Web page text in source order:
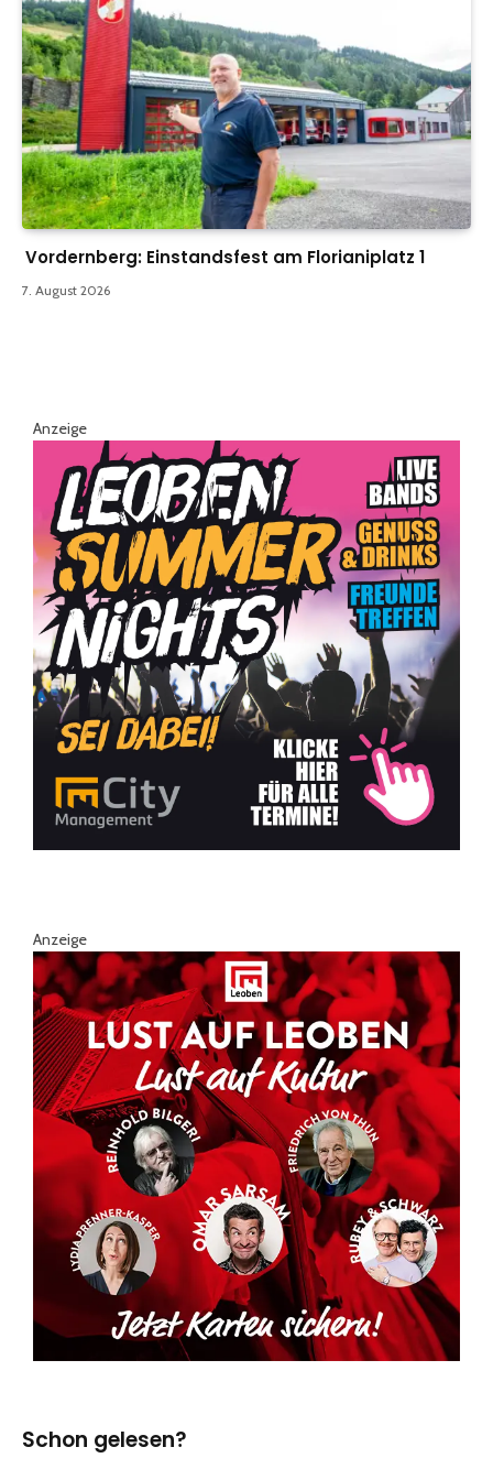
Vordernberg: Einstandsfest am Florianiplatz 1
7. August 2026
Anzeige
Anzeige
Schon gelesen?